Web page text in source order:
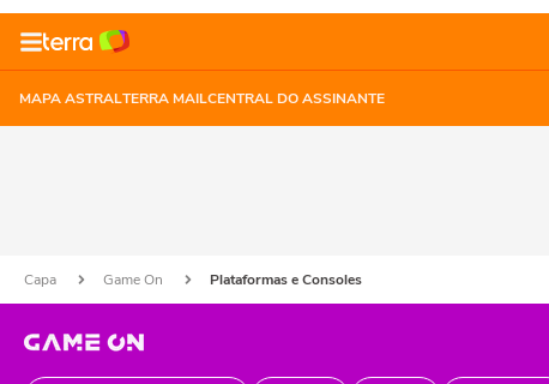
MAPA ASTRALTERRA MAILCENTRAL DO ASSINANTE
Capa Game On Plataformas e Consoles